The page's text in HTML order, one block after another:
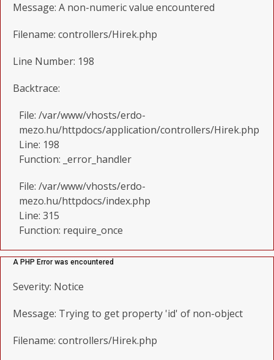
Message: A non-numeric value encountered
Filename: controllers/Hirek.php
Line Number: 198
Backtrace:
File: /var/www/vhosts/erdo-
mezo.hu/httpdocs/application/controllers/Hirek.php
Line: 198
Function: _error_handler
File: /var/www/vhosts/erdo-
mezo.hu/httpdocs/index.php
Line: 315
Function: require_once
A PHP Error was encountered
Severity: Notice
Message: Trying to get property 'id' of non-object
Filename: controllers/Hirek.php